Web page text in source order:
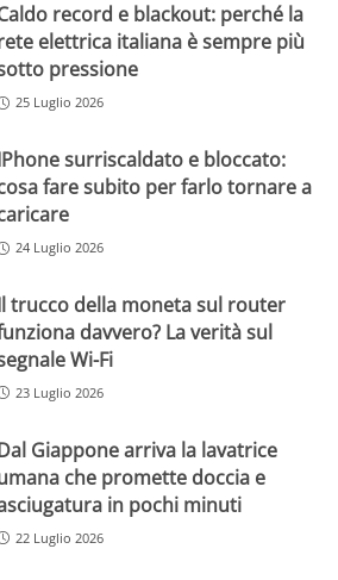
record e blackout: perché la
elettrica italiana è sempre più
pressione
25 Luglio 2026
surriscaldato e bloccato:
fare subito per farlo tornare a
24 Luglio 2026
trucco della moneta sul router
davvero? La verità sul
Wi-Fi
23 Luglio 2026
Giappone arriva la lavatrice
che promette doccia e
in pochi minuti
22 Luglio 2026